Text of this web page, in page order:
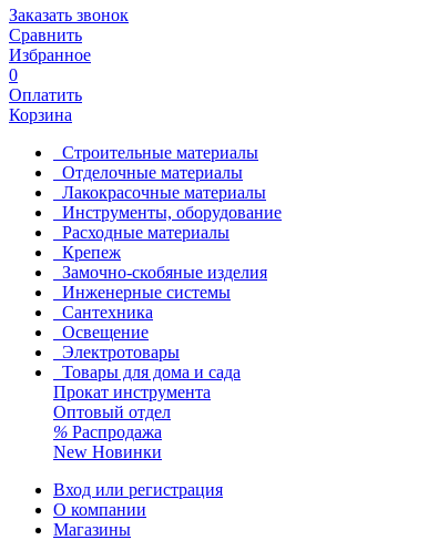
Заказать звонок
Сравнить
Избранное
0
Оплатить
Корзина
Строительные материалы
Отделочные материалы
Лакокрасочные материалы
Инструменты, оборудование
Расходные материалы
Крепеж
Замочно-скобяные изделия
Инженерные системы
Сантехника
Освещение
Электротовары
Товары для дома и сада
Прокат инструмента
Оптовый отдел
% Распродажа
New Новинки
Вход или регистрация
О компании
Магазины